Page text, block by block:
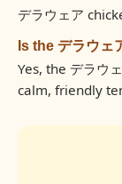
デラウェア
Is the デラウ
Yes, the デラウ
calm, friendly